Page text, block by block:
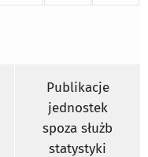
Publikacje
jednostek
spoza służb
statystyki